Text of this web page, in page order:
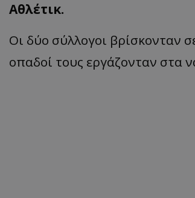
Αθλέτικ.
Οι δύο σύλλογοι βρίσκονταν
οπαδοί τους εργάζονταν στα